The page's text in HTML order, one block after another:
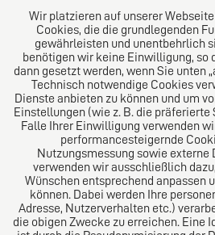
Für unsere vietnamesischen
Tóm tắt giới thiệu về chúng tôi:
ty luật lâu đời có văn phòng tại
Godesberg. Chúng tôi tư vấn và
nhân và công ty cỡ vừa trong
luật kinh doanh, luật nhập cư và
luật gia đình và đoàn tụ gia đình,
sự cho tất cả các khách hàng
Das europäische Kanzlei-
Wir platzieren auf unserer
Cookies, die die grundlegenden
gewährleisten und unentbehrlich
benötigen wir keine Einwilligung, so
dann gesetzt werden, wenn Sie unten
Technisch notwendige Cookies
Dienste anbieten zu können und um
Einstellungen (wie z. B. die präferierte
Falle Ihrer Einwilligung verwenden
performancesteigernde
Nutzungsmessung sowie externe
verwenden wir ausschließlich
Wünschen entsprechend anpassen
können. Dabei werden Ihre
Adresse, Nutzerverhalten etc.)
die obigen Zwecke zu erreichen. Eine